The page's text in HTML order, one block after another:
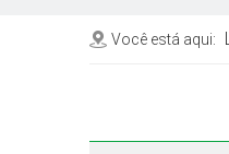
Você está aqui: